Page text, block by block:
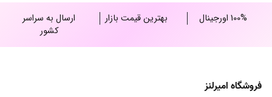
100% اورجینال بهترین قیمت بازار
ارسال به سراسر
کشور
فروشگاه امیرلنز